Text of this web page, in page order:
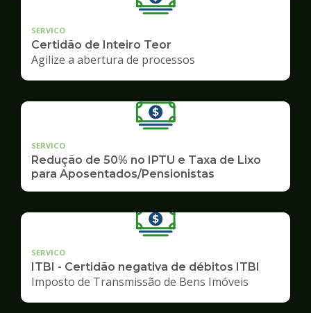
SERVICO
Certidão de Inteiro Teor
Agilize a abertura de processos
SERVICO
Redução de 50% no IPTU e Taxa de Lixo
para Aposentados/Pensionistas
SERVICO
ITBI - Certidão negativa de débitos ITBI
Imposto de Transmissão de Bens Imóveis